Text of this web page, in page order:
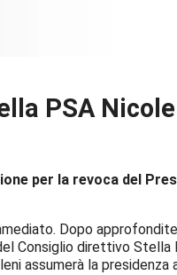
PSA
per la revoca del
Dopo
Consiglio direttivo
assumerà la presidenza